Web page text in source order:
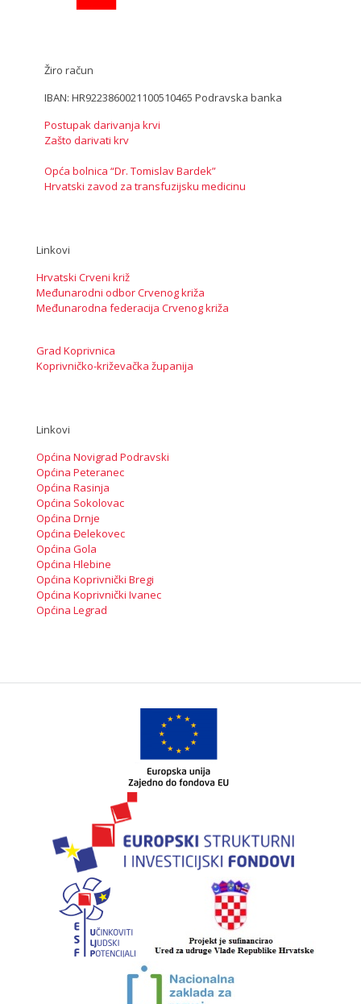
Žiro račun
IBAN: HR9223860021100510465 Podravska banka
Postupak darivanja krvi
Zašto darivati krv
Opća bolnica “Dr. Tomislav Bardek”
Hrvatski zavod za transfuzijsku medicinu
Linkovi
Hrvatski Crveni križ
Međunarodni odbor Crvenog križa
Međunarodna federacija Crvenog križa
Grad Koprivnica
Koprivničko-križevačka županija
Linkovi
Općina Novigrad Podravski
Općina Peteranec
Općina Rasinja
Općina Sokolovac
Općina Drnje
Općina Đelekovec
Općina Gola
Općina Hlebine
Općina Koprivnički Bregi
Općina Koprivnički Ivanec
Općina Legrad